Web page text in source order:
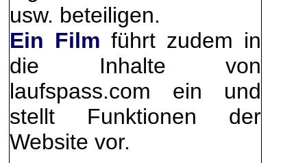
usw. beteiligen.
Ein Film führt zudem in
die Inhalte von
laufspass.com ein und
stellt Funktionen der
Website vor.